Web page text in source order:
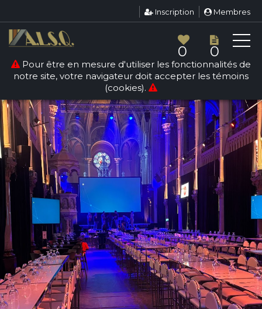
Inscription Membres
0 0
Pour être en mesure d'utiliser les fonctionnalités de
notre site, votre navigateur doit accepter les témoins
(cookies).